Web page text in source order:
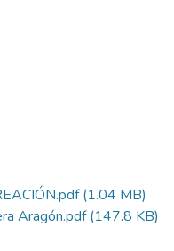
(1.04 MB)
Aragón.pdf(147.8 KB)